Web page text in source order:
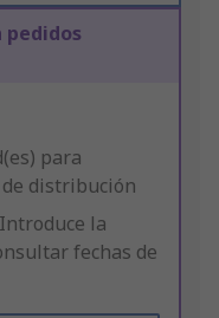
pedidos
para
distribución
Introduce la
fechas de